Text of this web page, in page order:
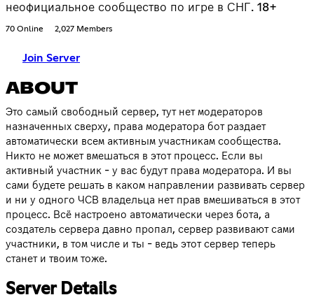
неофициальное сообщество по игре в СНГ. 18+
70 Online 2,027 Members
Join Server
ABOUT
Это самый свободный сервер, тут нет модераторов
назначенных сверху, права модератора бот раздает
автоматически всем активным участникам сообщества.
Никто не может вмешаться в этот процесс. Если вы
активный участник - у вас будут права модератора. И вы
сами будете решать в каком направлении развивать сервер
и ни у одного ЧСВ владельца нет прав вмешиваться в этот
процесс. Всё настроено автоматически через бота, а
создатель сервера давно пропал, сервер развивают сами
участники, в том числе и ты - ведь этот сервер теперь
станет и твоим тоже.
Server Details